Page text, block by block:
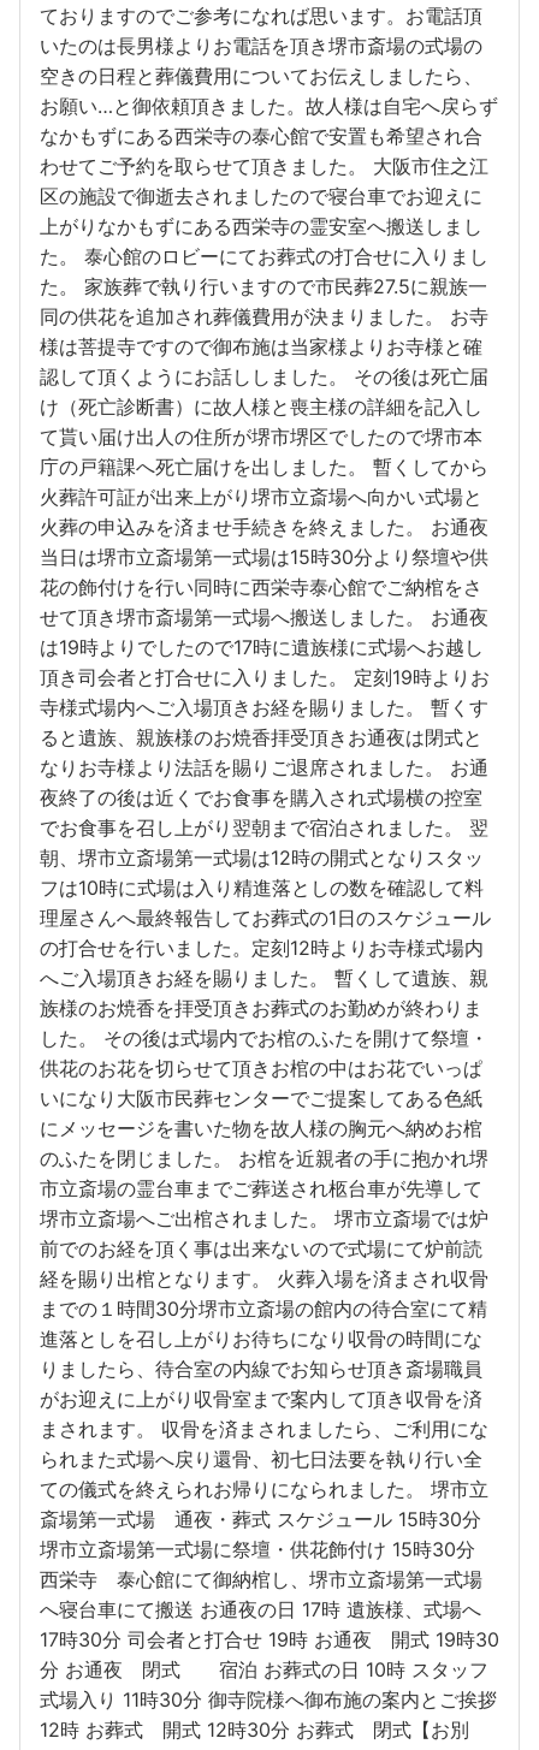
ておりますのでご参考になれば思います。お電話頂
いたのは長男様よりお電話を頂き堺市斎場の式場の
空きの日程と葬儀費用についてお伝えしましたら、
お願い…と御依頼頂きました。故人様は自宅へ戻らず
なかもずにある西栄寺の泰心館で安置も希望され合
わせてご予約を取らせて頂きました。 大阪市住之江
区の施設で御逝去されましたので寝台車でお迎えに
上がりなかもずにある西栄寺の霊安室へ搬送しまし
た。 泰心館のロビーにてお葬式の打合せに入りまし
た。 家族葬で執り行いますので市民葬27.5に親族一
同の供花を追加され葬儀費用が決まりました。 お寺
様は菩提寺ですので御布施は当家様よりお寺様と確
認して頂くようにお話ししました。 その後は死亡届
け（死亡診断書）に故人様と喪主様の詳細を記入し
て貰い届け出人の住所が堺市堺区でしたので堺市本
庁の戸籍課へ死亡届けを出しました。 暫くしてから
火葬許可証が出来上がり堺市立斎場へ向かい式場と
火葬の申込みを済ませ手続きを終えました。 お通夜
当日は堺市立斎場第一式場は15時30分より祭壇や供
花の飾付けを行い同時に西栄寺泰心館でご納棺をさ
せて頂き堺市斎場第一式場へ搬送しました。 お通夜
は19時よりでしたので17時に遺族様に式場へお越し
頂き司会者と打合せに入りました。 定刻19時よりお
寺様式場内へご入場頂きお経を賜りました。 暫くす
ると遺族、親族様のお焼香拝受頂きお通夜は閉式と
なりお寺様より法話を賜りご退席されました。 お通
夜終了の後は近くでお食事を購入され式場横の控室
でお食事を召し上がり翌朝まで宿泊されました。 翌
朝、堺市立斎場第一式場は12時の開式となりスタッ
フは10時に式場は入り精進落としの数を確認して料
理屋さんへ最終報告してお葬式の1日のスケジュール
の打合せを行いました。定刻12時よりお寺様式場内
へご入場頂きお経を賜りました。 暫くして遺族、親
族様のお焼香を拝受頂きお葬式のお勤めが終わりま
した。 その後は式場内でお棺のふたを開けて祭壇・
供花のお花を切らせて頂きお棺の中はお花でいっぱ
いになり大阪市民葬センターでご提案してある色紙
にメッセージを書いた物を故人様の胸元へ納めお棺
のふたを閉じました。 お棺を近親者の手に抱かれ堺
市立斎場の霊台車までご葬送され柩台車が先導して
堺市立斎場へご出棺されました。 堺市立斎場では炉
前でのお経を頂く事は出来ないので式場にて炉前読
経を賜り出棺となります。 火葬入場を済まされ収骨
までの１時間30分堺市立斎場の館内の待合室にて精
進落としを召し上がりお待ちになり収骨の時間にな
りましたら、待合室の内線でお知らせ頂き斎場職員
がお迎えに上がり収骨室まで案内して頂き収骨を済
まされます。 収骨を済まされましたら、ご利用にな
られまた式場へ戻り還骨、初七日法要を執り行い全
ての儀式を終えられお帰りになられました。 堺市立
斎場第一式場 通夜・葬式 スケジュール 15時30分
堺市立斎場第一式場に祭壇・供花飾付け 15時30分
西栄寺 泰心館にて御納棺し、堺市立斎場第一式場
へ寝台車にて搬送 お通夜の日 17時 遺族様、式場へ
17時30分 司会者と打合せ 19時 お通夜 開式 19時30
分 お通夜 閉式 宿泊 お葬式の日 10時 スタッフ
式場入り 11時30分 御寺院様へ御布施の案内とご挨拶
12時 お葬式 開式 12時30分 お葬式 閉式【お別